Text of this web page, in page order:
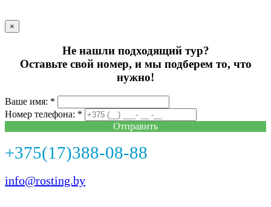
×
Не нашли подходящий тур?
Оставьте свой номер, и мы подберем то, что
нужно!
Ваше имя: *
Номер телефона: *
Отправить
+375(17)388-08-88
info@rosting.by